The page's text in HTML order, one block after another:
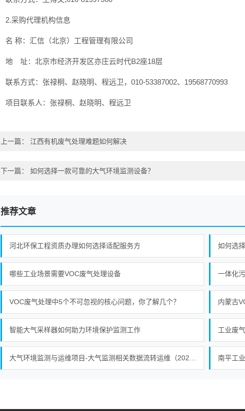
2.采购代理机构信息
名 称：汇信（北京）工程管理有限公司
地 址：北京市经济开发区亦庄云时代B2座18层
联系方式：张禄桐、赵晓明、程远卫，010-53387002、19568770993
项目联系人：张禄桐、赵晓明、程远卫
上一篇： 江西有机废气处理难题如何解决
下一篇： 如何选择一款可靠的大气环境监测设备？
推荐文章
河北环保工程资质办理如何选择适配服务方 如何选
哪些工业场景需要VOC废气处理设备
VOC废气处理中5个不可忽视的核心问题，你了解几个？ 内蒙古
智能大气采样器如何助力环境保护监测工作 工业废
南平工